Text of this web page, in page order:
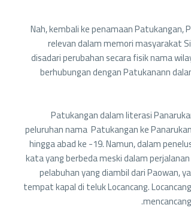
Nah, kembali ke penamaan
relevan dalam memori masyarakat
disadari perubahan secara fisik nama
berhubungan dengan Patukanann
Patukangan dalam literasi
peluruhan nama Patukangan ke
hingga abad ke -19. Namun, dalam
kata yang berbeda meski dalam
pelabuhan yang diambil dari Paowan,
tempat kapal di teluk Locancang.